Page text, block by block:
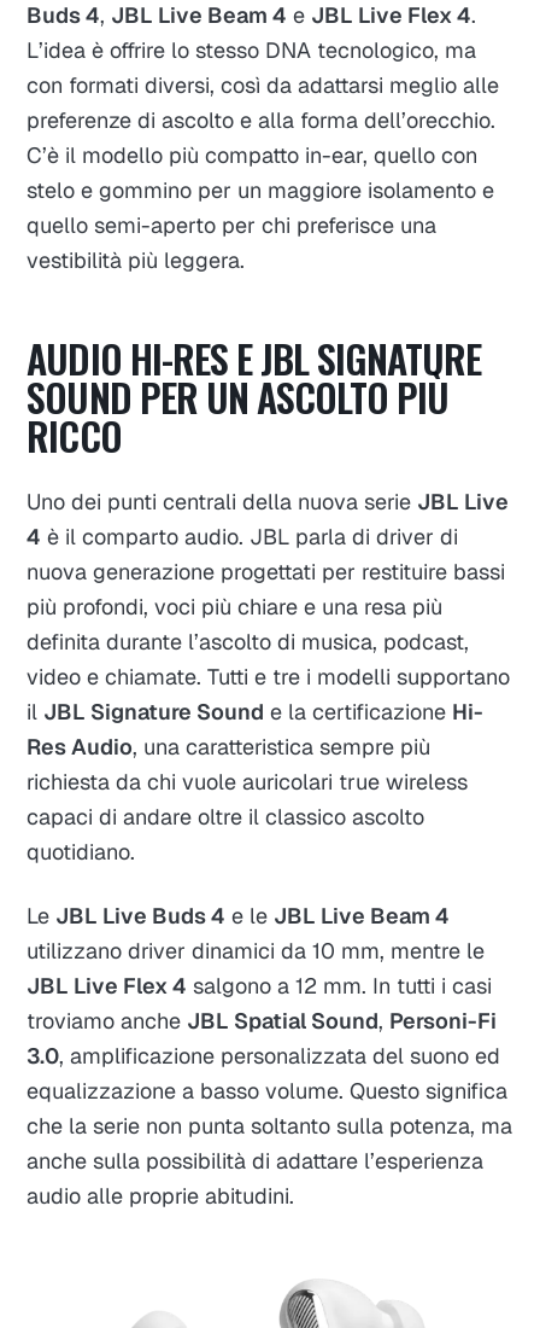
Buds 4, JBL Live Beam 4 e JBL Live Flex 4.
L’idea è offrire lo stesso DNA tecnologico, ma
con formati diversi, così da adattarsi meglio alle
preferenze di ascolto e alla forma dell’orecchio.
C’è il modello più compatto in-ear, quello con
stelo e gommino per un maggiore isolamento e
quello semi-aperto per chi preferisce una
vestibilità più leggera.
AUDIO HI-RES E JBL SIGNATURE
SOUND PER UN ASCOLTO PIÙ
RICCO
Uno dei punti centrali della nuova serie JBL Live
4 è il comparto audio. JBL parla di driver di
nuova generazione progettati per restituire bassi
più profondi, voci più chiare e una resa più
definita durante l’ascolto di musica, podcast,
video e chiamate. Tutti e tre i modelli supportano
il JBL Signature Sound e la certificazione Hi-
Res Audio, una caratteristica sempre più
richiesta da chi vuole auricolari true wireless
capaci di andare oltre il classico ascolto
quotidiano.
Le JBL Live Buds 4 e le JBL Live Beam 4
utilizzano driver dinamici da 10 mm, mentre le
JBL Live Flex 4 salgono a 12 mm. In tutti i casi
troviamo anche JBL Spatial Sound, Personi-Fi
3.0, amplificazione personalizzata del suono ed
equalizzazione a basso volume. Questo significa
che la serie non punta soltanto sulla potenza, ma
anche sulla possibilità di adattare l’esperienza
audio alle proprie abitudini.